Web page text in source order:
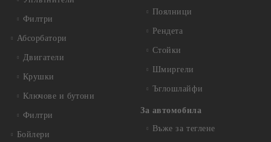
Филтри
Абсорбатори
Двигатели
Крушки
Ключове и бутони
Филтри
Бойлери
Поялници
Рендета
Стойки
Шмиргели
Ъглошлайфи
За автомобила
Въже за теглене